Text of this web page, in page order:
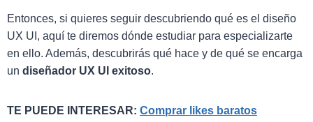
Entonces, si quieres seguir descubriendo qué es el diseño
UX UI, aquí te diremos dónde estudiar para especializarte
en ello. Además, descubrirás qué hace y de qué se encarga
un diseñador UX UI exitoso.
TE PUEDE INTERESAR: Comprar likes baratos